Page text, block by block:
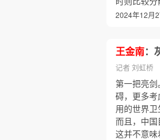
2024年12月
王金南：
记者 刘虹桥
第一把亮剑
碍，更多
用的世界
而且，中国
这并不意味